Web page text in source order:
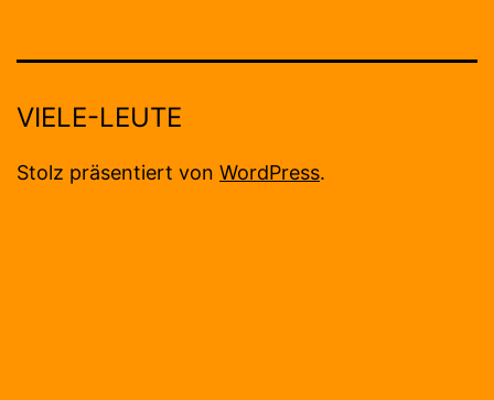
VIELE-LEUTE
Stolz präsentiert von WordPress.